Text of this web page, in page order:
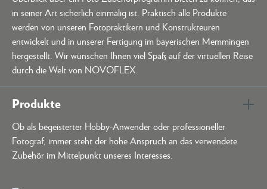
in seiner Art sicherlich einmalig ist. Praktisch alle Produkte
werden von unseren Fotopraktikern und Konstrukteuren
entwickelt und in unserer Fertigung im bayerischen Memmingen
hergestellt. Wir wünschen Ihnen viel Spaß auf der virtuellen Reise
durch die Welt von NOVOFLEX.
Produkte
Ob als begeisterter Hobby-Anwender oder professioneller
Fotograf, immer steht der hohe Anspruch an das verwendete
Zubehör im Mittelpunkt unseres Interesses.